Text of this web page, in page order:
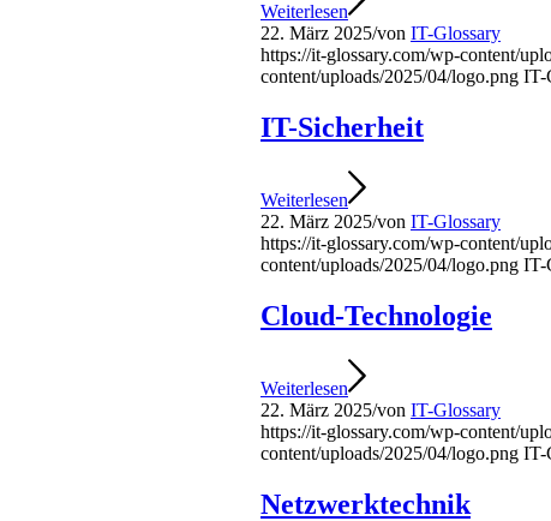
Weiterlesen
22. März 2025/von IT-Glossary
https://it-glossary.com/wp-content/
content/uploads/2025/04/logo.png IT-
IT-Sicherheit
Weiterlesen
22. März 2025/von IT-Glossary
https://it-glossary.com/wp-content/
content/uploads/2025/04/logo.png IT-
Cloud-Technologie
Weiterlesen
22. März 2025/von IT-Glossary
https://it-glossary.com/wp-content/
content/uploads/2025/04/logo.png IT-
Netzwerktechnik